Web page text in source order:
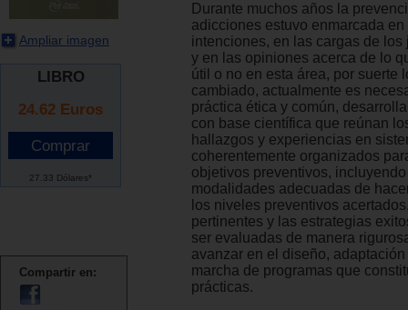
Ampliar imagen
LIBRO
24.62 Euros
27.33 Dólares*
Compartir en:
Durante muchos años la
adicciones estuvo enmarcada
intenciones, en las cargas de
y en las opiniones acerca de lo
útil o no en esta área, por suerte
cambiado, actualmente es
práctica ética y común,
con base científica que reúnan
hallazgos y experiencias en
coherentemente organizados
objetivos preventivos,
modalidades adecuadas de
los niveles preventivos
pertinentes y las estrategias
ser evaluadas de manera
avanzar en el diseño,
marcha de programas que
prácticas.